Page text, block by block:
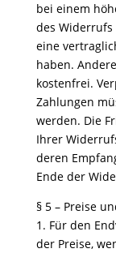
bei einem
des
eine
haben.
kostenfrei.
Zahlungen
werden. Die
Ihrer
deren
Ende der
§ 5 – Preise
1. Für den
der Preise,